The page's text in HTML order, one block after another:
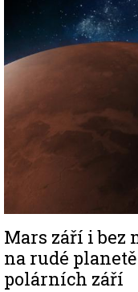
Mars září i bez
na rudé
polárních září